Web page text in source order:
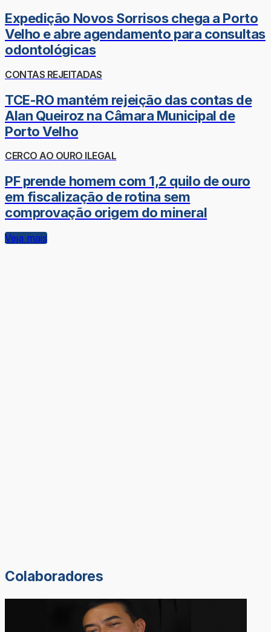
Expedição Novos Sorrisos chega a Porto
Velho e abre agendamento para consultas
odontológicas
CONTAS REJEITADAS
TCE-RO mantém rejeição das contas de
Alan Queiroz na Câmara Municipal de
Porto Velho
CERCO AO OURO ILEGAL
PF prende homem com 1,2 quilo de ouro
em fiscalização de rotina sem
comprovação origem do mineral
Veja mais
Colaboradores